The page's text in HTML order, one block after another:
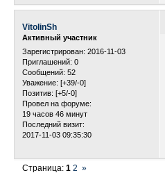
VitolinSh
Активный участник
Зарегистрирован: 2016-11-03
Приглашений: 0
Сообщений: 52
Уважение: [+39/-0]
Позитив: [+5/-0]
Провел на форуме:
19 часов 46 минут
Последний визит:
2017-11-03 09:35:30
Страница:1 2 »